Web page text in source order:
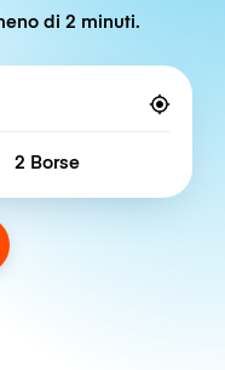
di 2 minuti.
Number of bags
2 Borse